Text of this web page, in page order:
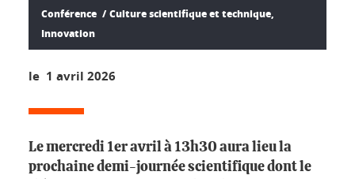
Conférence
Culture scientifique et technique,
Innovation
le 1 avril 2026
Le mercredi 1er avril à 13h30 aura lieu la
prochaine demi-journée scientifique dont le